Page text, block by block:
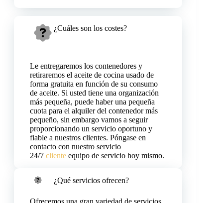
¿Cuáles son los costes?
Le entregaremos los contenedores y
retiraremos el aceite de cocina usado de
forma gratuita en función de su consumo
de aceite. Si usted tiene una organización
más pequeña, puede haber una pequeña
cuota para el alquiler del contenedor más
pequeño, sin embargo vamos a seguir
proporcionando un servicio oportuno y
fiable a nuestros clientes. Póngase en
contacto con nuestro servicio
24/7 cliente equipo de servicio hoy mismo.
¿Qué servicios ofrecen?
Ofrecemos una gran variedad de servicios,